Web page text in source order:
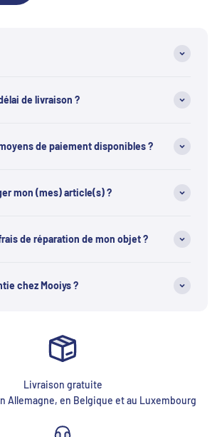
de livraison ?
de paiement disponibles ?
mon (mes) article(s) ?
de réparation de mon objet ?
chez Mooiys ?
Livraison gratuite
Allemagne, en Belgique et au Luxembourg